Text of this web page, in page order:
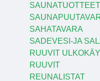
SAUNATUOTTEET
SAHATAVARA
SADEVESI-JA
RUUVIT
RUUVIT
REUNALISTAT